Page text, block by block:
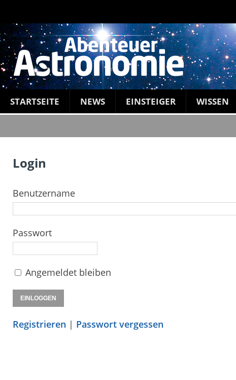
STARTSEITE NEWS EINSTEIGER WISSEN
Login
Benutzername
Passwort
Angemeldet bleiben
Registrieren | Passwort vergessen